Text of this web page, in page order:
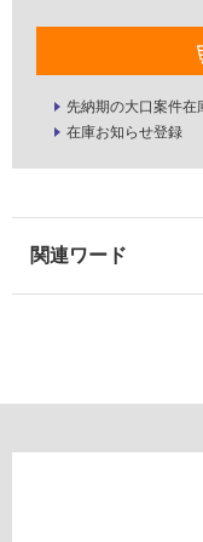
先納期の大口案件在
在庫お知らせ登録
可
能
能